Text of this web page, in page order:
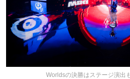
Worldsの決勝はステージ演出